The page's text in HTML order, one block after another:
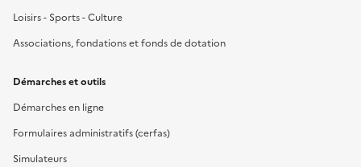
Loisirs - Sports - Culture
Associations, fondations et fonds de dotation
Démarches et outils
Démarches en ligne
Formulaires administratifs (cerfas)
Simulateurs